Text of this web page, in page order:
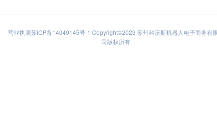
营业执照苏ICP备14049145号-1 Copyright©2023 苏州科沃斯机器人电子商务有
司版权所有